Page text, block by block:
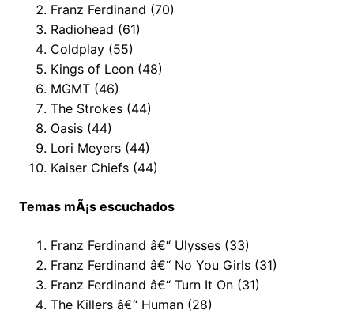
Franz Ferdinand (70)
Radiohead (61)
Coldplay (55)
Kings of Leon (48)
MGMT (46)
The Strokes (44)
Oasis (44)
Lori Meyers (44)
Kaiser Chiefs (44)
Temas mÃ¡s escuchados
Franz Ferdinand â€“ Ulysses (33)
Franz Ferdinand â€“ No You Girls (31)
Franz Ferdinand â€“ Turn It On (31)
The Killers â€“ Human (28)